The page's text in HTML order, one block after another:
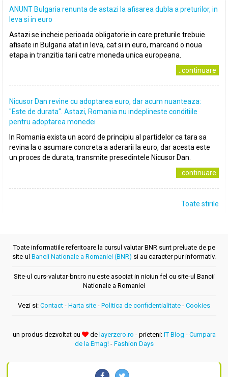
ANUNT Bulgaria renunta de astazi la afisarea dubla a preturilor, in
leva si in euro
Astazi se incheie perioada obligatorie in care preturile trebuie
afisate in Bulgaria atat in leva, cat si in euro, marcand o noua
etapa in tranzitia tarii catre moneda unica europeana.
..continuare
Nicusor Dan revine cu adoptarea euro, dar acum nuanteaza:
"Este de durata". Astazi, Romania nu indeplineste conditiile
pentru adoptarea monedei
In Romania exista un acord de principiu al partidelor ca tara sa
revina la o asumare concreta a aderarii la euro, dar acesta este
un proces de durata, transmite presedintele Nicusor Dan.
..continuare
Toate stirile
Toate informatiile referitoare la cursul valutar BNR sunt preluate de pe
site-ul Bancii Nationale a Romaniei (BNR) si au caracter pur informativ.
Site-ul curs-valutar-bnr.ro nu este asociat in niciun fel cu site-ul Bancii
Nationale a Romaniei
Vezi si: Contact - Harta site - Politica de confidentialitate - Cookies
un produs dezvoltat cu de layerzero.ro - prieteni: IT Blog - Cumpara
de la Emag!- Fashion Days